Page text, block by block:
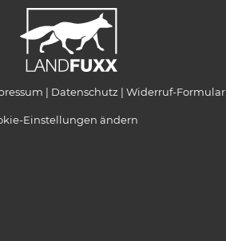
Datenschutz Widerruf-Formular
Einstellungen ändern